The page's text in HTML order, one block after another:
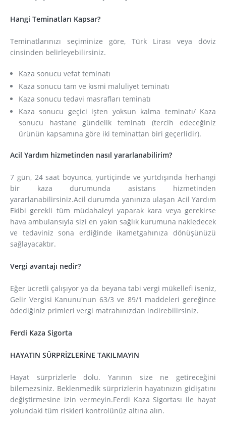
Hangi Teminatları Kapsar?
Teminatlarınızı seçiminize göre, Türk Lirası veya döviz
cinsinden belirleyebilirsiniz.
Kaza sonucu vefat teminatı
Kaza sonucu tam ve kısmi maluliyet teminatı
Kaza sonucu tedavi masrafları teminatı
Kaza sonucu geçici işten yoksun kalma teminatı/ Kaza
sonucu hastane gündelik teminatı (tercih edeceğiniz
ürünün kapsamına göre iki teminattan biri geçerlidir).
Acil Yardım hizmetinden nasıl yararlanabilirim?
7 gün, 24 saat boyunca, yurtiçinde ve yurtdışında herhangi
bir kaza durumunda asistans hizmetinden
yararlanabilirsiniz.Acil durumda yanınıza ulaşan Acil Yardım
Ekibi gerekli tüm müdahaleyi yaparak kara veya gerekirse
hava ambulansıyla sizi en yakın sağlık kurumuna nakledecek
ve tedaviniz sona erdiğinde ikametgahınıza dönüşünüzü
sağlayacaktır.
Vergi avantajı nedir?
Eğer ücretli çalışıyor ya da beyana tabi vergi mükellefi iseniz,
Gelir Vergisi Kanunu'nun 63/3 ve 89/1 maddeleri gereğince
ödediğiniz primleri vergi matrahınızdan indirebilirsiniz.
Ferdi Kaza Sigorta
HAYATIN SÜRPRİZLERİNE TAKILMAYIN
Hayat sürprizlerle dolu. Yarının size ne getireceğini
bilemezsiniz. Beklenmedik sürprizlerin hayatınızın gidişatını
değiştirmesine izin vermeyin.Ferdi Kaza Sigortası ile hayat
yolundaki tüm riskleri kontrolünüz altına alın.